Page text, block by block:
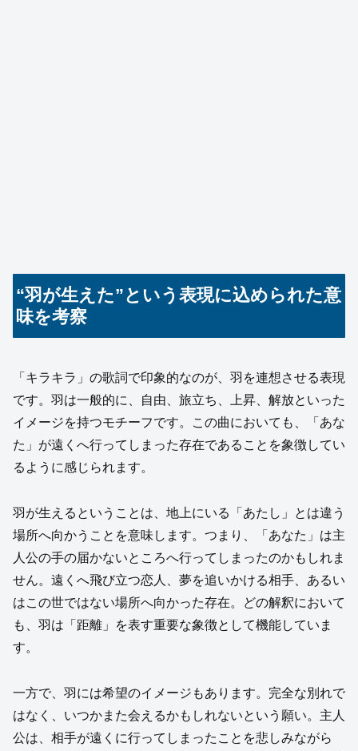
“羽が生えた”という表現に込められた意
味を考察
「キラキラ」の歌詞で印象的なのが、羽を連想させる表現
です。羽は一般的に、自由、旅立ち、上昇、解放といった
イメージを持つモチーフです。この曲においても、「あな
た」が遠くへ行ってしまった存在であることを象徴してい
るように感じられます。
羽が生えるということは、地上にいる「あたし」とは違う
場所へ向かうことを意味します。つまり、「あなた」は主
人公の手の届かないところへ行ってしまったのかもしれま
せん。遠くへ飛び立つ恋人、夢を追いかける相手、あるい
はこの世ではない場所へ向かった存在。どの解釈において
も、羽は「距離」を表す重要な象徴として機能していま
す。
一方で、羽には希望のイメージもあります。完全な別れで
はなく、いつかまた会えるかもしれないという願い。主人
公は、相手が遠くに行ってしまったことを悲しみながら